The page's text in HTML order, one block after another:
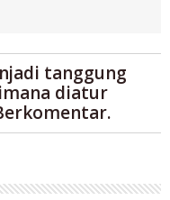
tanggung
diatur